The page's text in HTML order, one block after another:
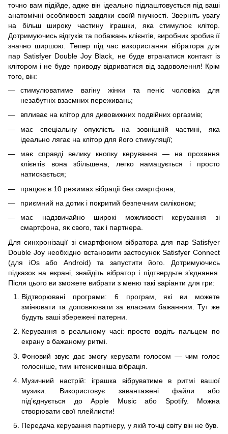
точно вам підійде, адже він ідеально підлаштовується під ваші
анатомічні особливості завдяки своїй гнучкості. Зверніть увагу
на більш широку частину іграшки, яка стимулює клітор.
Дотримуючись відгуків та побажань клієнтів, виробник зробив її
значно ширшою. Тепер під час використання вібратора для
пар Satisfyer Double Joy Black, не буде втрачатися контакт із
клітором і не буде приводу відриватися від задоволення! Крім
того, він:
стимулюватиме вагіну жінки та пеніс чоловіка для
незабутніх взаємних переживань;
впливає на клітор для дивовижних подвійних оргазмів;
має спеціальну опуклість на зовнішній частині, яка
ідеально лягає на клітор для його стимуляції;
має справді велику кнопку керування — на прохання
клієнтів вона збільшена, легко намацується і просто
натискається;
працює в 10 режимах вібрації без смартфона;
приємний на дотик і покритий безпечним силіконом;
має надзвичайно широкі можливості керування зі
смартфона, як свого, так і партнера.
Для синхронізації зі смартфоном вібратора для пар Satisfyer
Double Joy необхідно встановити застосунок Satisfyer Connect
(для iOsабо Android) та запустити його. Дотримуючись
підказок на екрані, знайдіть вібратор і підтвердьте з’єднання.
Після цього ви зможете вибрати з меню такі варіанти для гри:
Відтворювані програми: 6 програм, які ви можете
змінювати та доповнювати за власним бажанням. Тут же
будуть ваші збережені патерни.
Керування в реальному часі: просто водіть пальцем по
екрану в бажаному ритмі.
Фоновий звук: дає змогу керувати голосом — чим голос
голосніше, тим інтенсивніша вібрація.
Музичний настрій: іграшка вібруватиме в ритмі вашої
музики. Використовує завантажені файли або
під’єднується до Apple Music або Spotify. Можна
створювати свої плейлисти!
Передача керування партнеру, у якій точці світу він не був.